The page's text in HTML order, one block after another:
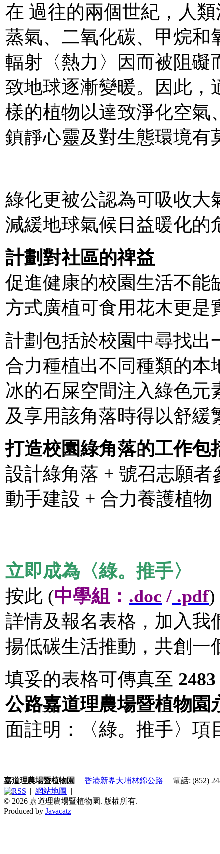
在 過往的兩個世紀，人
蒸氣、二氧化碳、甲烷和
輻射〈熱力〉因而被阻礙
致地球逐漸變暖。因此，
樣的植物以達致淨化空氣
鎮靜心靈及對生態環境有
綠化更被公認為可吸收大
減緩地球氣候日益暖化的
計劃對社區的禆益
促進健康的校園生活不能
方式廣植可食用花木更是
計劃包括於校園中尋找出
合力種植出不同種類的本
冰的石屎空間注入綠色元
及享用該角落時得以舒緩
打造校園綠角落的工作
設計綠角落 + 號召志願
動手建設 + 合力養護植物
立即成為〈綠。推手〉
按此 (中學組： .doc / .pdf)
詳情及報名表格，加入我
揚低碳生活推動，共創一
填妥的表格可傳真至
公路嘉道理農場暨植物園
面註明：〈綠。推手〉項
嘉道理農場暨植物園 香港新界大埔林錦公路 電話: (852)
| 網站地圖
|
© 2026 嘉道理農場暨植物園. 版權所有.
Produced by Javacatz